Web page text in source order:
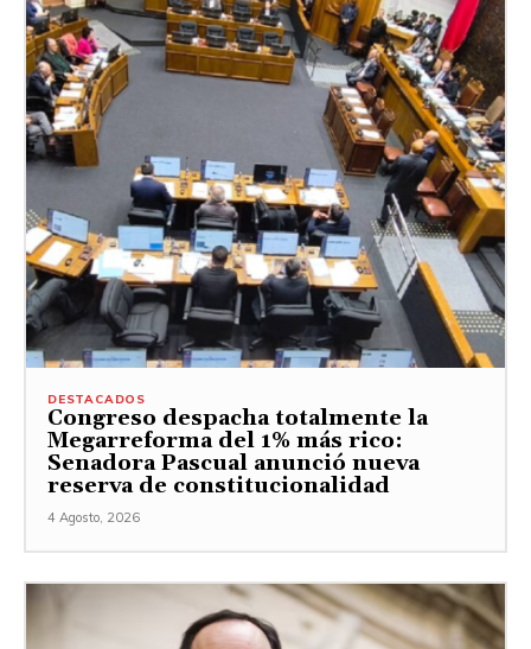
DESTACADOS
Congreso despacha totalmente la
Megarreforma del 1% más rico:
Senadora Pascual anunció nueva
reserva de constitucionalidad
4 Agosto, 2026